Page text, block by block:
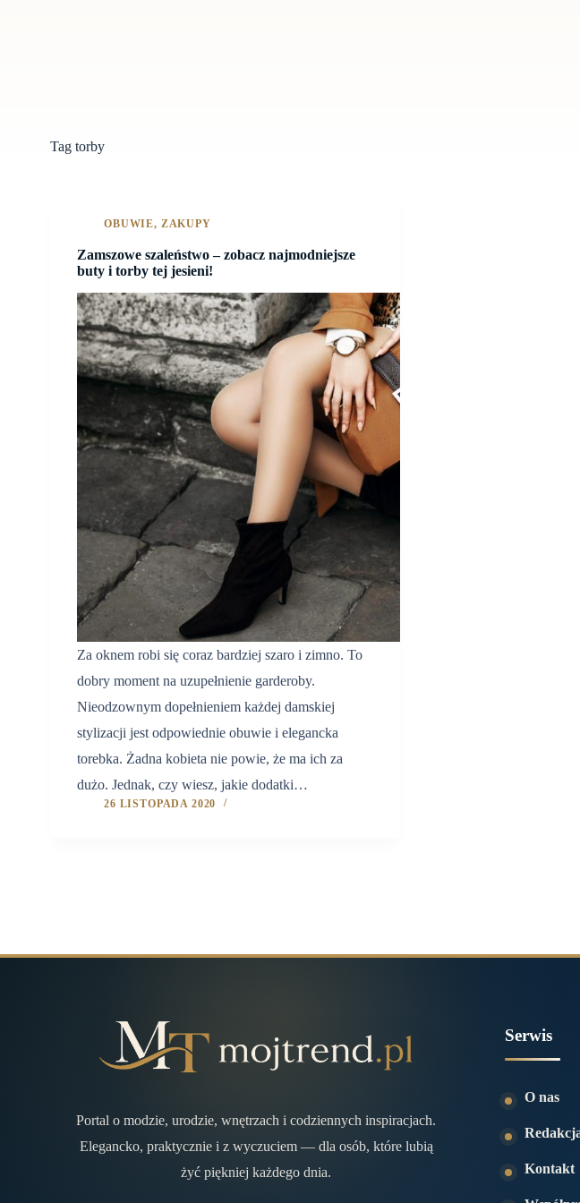
Tag torby
OBUWIE, ZAKUPY
Zamszowe szaleństwo – zobacz najmodniejsze
buty i torby tej jesieni!
Za oknem robi się coraz bardziej szaro i zimno. To
dobry moment na uzupełnienie garderoby.
Nieodzownym dopełnieniem każdej damskiej
stylizacji jest odpowiednie obuwie i elegancka
torebka. Żadna kobieta nie powie, że ma ich za
dużo. Jednak, czy wiesz, jakie dodatki…
26 LISTOPADA 2020
Portal o modzie, urodzie, wnętrzach i codziennych inspiracjach.
Elegancko, praktycznie i z wyczuciem — dla osób, które lubią
żyć piękniej każdego dnia.
Serwis
O nas
Kontakt